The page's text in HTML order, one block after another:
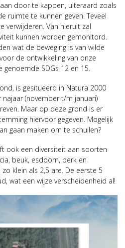
door te kappen, uiteraard zoals
ruimte te kunnen geven. Teveel
verwijderen. Van hieruit zal
kunnen worden gemonitord.
wat de beweging is van wilde
de ontwikkeling van onze
SDGs 12 en 15.
is gesitueerd in Natura 2000
najaar (november t/m januari)
Maar op deze grond is er
hiervoor gegeven. Mogelijk
gaan maken om te schuilen?
ook een diversiteit aan soorten
beuk, esdoorn, berk en
klein als 2,5 are. De eerste 5
wat een wijze verscheidenheid al!